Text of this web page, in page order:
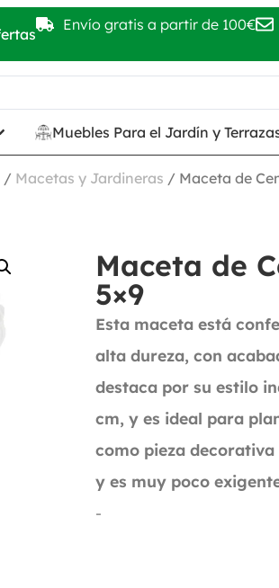
Envío gratis a partir de 100€
Muebles Para el Jardín y
/ Macetas y Jardineras / Maceta de
Maceta de
5×9
Esta maceta está
alta dureza, con
destaca por su estilo
cm, y es ideal para
como pieza
y es muy poco
-